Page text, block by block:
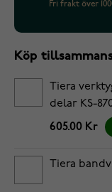
Fri frakt över
Köp
Tiera
delar KS-
605.00 Kr
Tiera